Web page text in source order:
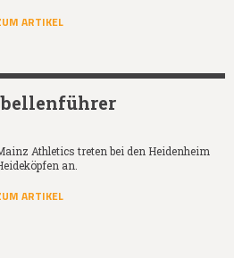
ARTIKEL
Athletics treten bei den Heidenheim
an.
ARTIKEL